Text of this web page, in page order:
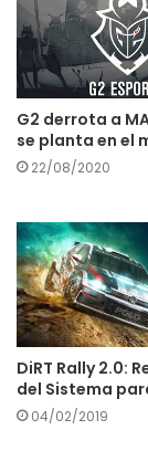
G2 derrota a
se planta en el
22/08/2020
DiRT Rally 2.0:
del Sistema
04/02/2019